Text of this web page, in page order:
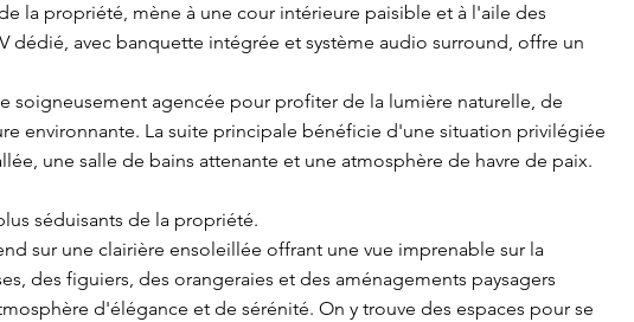
la propriété, mène à une cour intérieure paisible et à l'aile des
dédié, avec banquette intégrée et système audio surround, offre un
soigneusement agencée pour profiter de la lumière naturelle, de
environnante. La suite principale bénéficie d'une situation privilégiée
une salle de bains attenante et une atmosphère de havre de paix.
séduisants de la propriété.
sur une clairière ensoleillée offrant une vue imprenable sur la
des figuiers, des orangeraies et des aménagements paysagers
d'élégance et de sérénité. On y trouve des espaces pour se